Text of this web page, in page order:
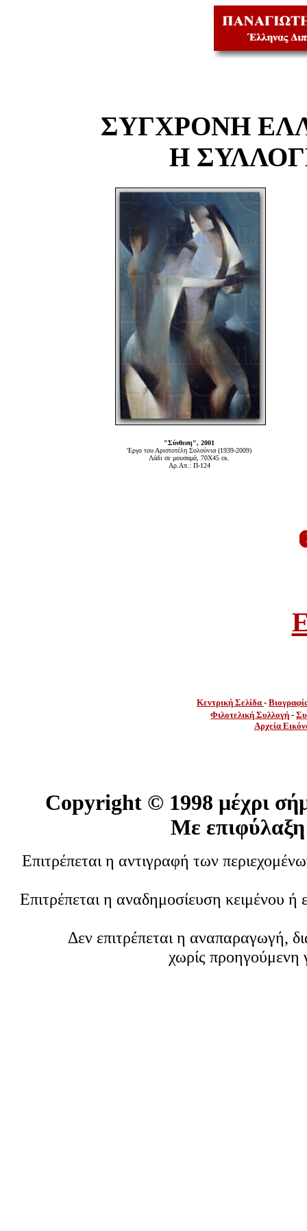
ΣΥΓΧΡΟΝΗ
Η
"Σύνθεση", 2001
'Εργο του Αριστοτέλη Σολούνια (1939-2009)
Λάδι σε μουσαμά, 70Χ45 εκ.
Αρ.Απ.: Π-124
Κεντρική Σελίδα -
Φιλοτελική Συλλογή -
Αρχεία
Copyright © 1998 μέχρι
Με επιφύλαξη
Επιτρέπεται η αντιγραφή των
Επιτρέπεται η αναδημοσίευση κειμένου
Δεν επιτρέπεται η αναπαραγωγή,
χωρίς προηγούμενη